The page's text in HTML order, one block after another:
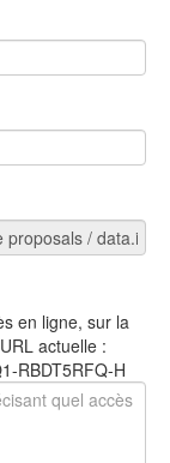
en ligne, sur la
actuelle :
RBDT5RFQ-H